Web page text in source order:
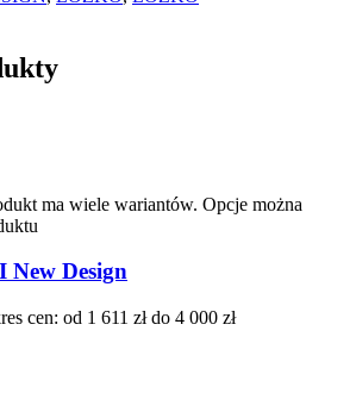
ma wiele wariantów. Opcje można
Design
cen: od 1 611 zł do 4 000 zł